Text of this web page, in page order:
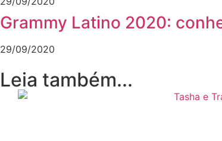
Grammy Latino 2020:
29/09/2020
Leia também...